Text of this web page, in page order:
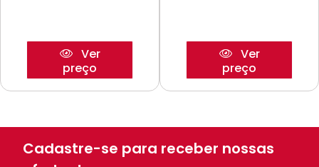
Ver
preço
Ver
preço
Cadastre-se para receber nossas